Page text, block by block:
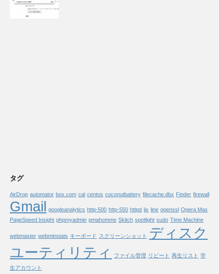
タグ
AirDrop automator box.com cal centos coconutbattery filecache.dbx Finder firewall
Gmail googleanalytics http-500 http-550 httpd iis line openssl Opera Max
PageSpeed Insight phpmyadmin pmahomme Skitch spotlight sudo Time Machine
webmaster webminstats キーボード スクリーンショット
ディスク
ユーティリティ
ファイル管理 リピート 再生リスト 学
生アカウント